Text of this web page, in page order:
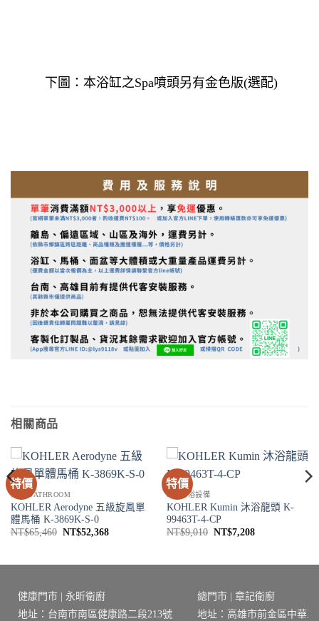
下圖：本浴缸之Spa噴頭另有金色版(選配)
相關商品
特價
衛浴 BATHROOM
KOHLER Aerodyne 五級旋風單
體馬桶 K-3869K-S-0
NT$65,460 原
NT$52,368目
特價
SPA淋浴設備
KOHLER Kumin 沐浴龍頭 K-
99463T-4-CP
NT$9,010 原
NT$7,208目
健康門市 | 永昕衛廚
地址：台南市南區健康路二段213號
總門市 | 章記衛廚
地址：高雄市前金區中華三